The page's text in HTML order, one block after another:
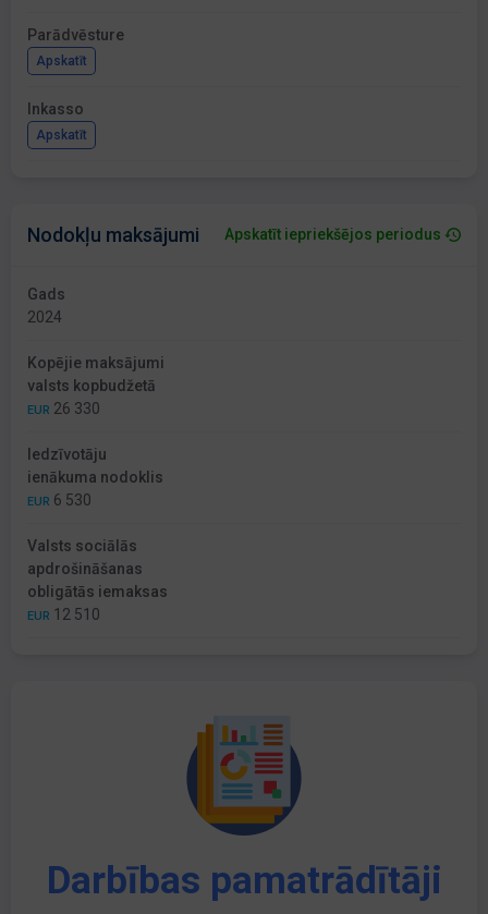
Parādvēsture
Apskatīt
Inkasso
Apskatīt
Nodokļu maksājumi Apskatīt iepriekšējos periodus
Gads
2024
Kopējie maksājumi
valsts kopbudžetā
EUR 26 330
Iedzīvotāju
ienākuma nodoklis
EUR 6 530
Valsts sociālās
apdrošināšanas
obligātās iemaksas
EUR 12 510
Darbības pamatrādītāji